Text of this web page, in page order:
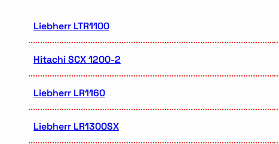
Liebherr LTR1100
Hitachi SCX 1200-2
Liebherr LR1160
Liebherr LR1300SX